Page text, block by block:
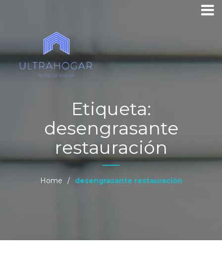
Etiqueta:
desengrasante
restauración
Home / desengrasante restauración